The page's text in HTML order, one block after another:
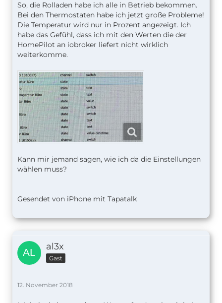
So, die Rolladen habe ich alle in Betrieb bekommen.
Bei den Thermostaten habe ich jetzt große Probleme!
Die Temperatur wird nur in Prozent angezeigt. Ich
habe das Gefühl, dass ich mit den Werten die der
HomePilot an iobroker liefert nicht wirklich
weiterkomme.
Kann mir jemand sagen, wie ich da die Einstellungen
wählen muss?
Gesendet von iPhone mit Tapatalk
al3x
Gast
12. November 2018